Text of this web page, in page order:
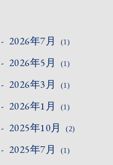
2026年7月 (1)
2026年5月 (1)
2026年3月 (1)
2026年1月 (1)
2025年10月 (2)
2025年7月 (1)